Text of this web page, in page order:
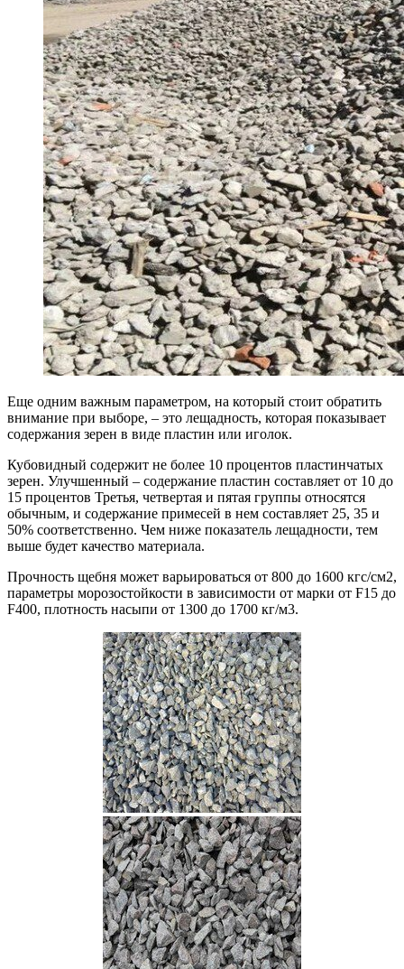
Еще одним важным параметром, на который стоит обратить
внимание при выборе, – это лещадность, которая показывает
содержания зерен в виде пластин или иголок.
Кубовидный содержит не более 10 процентов пластинчатых
зерен. Улучшенный – содержание пластин составляет от 10 до
15 процентов Третья, четвертая и пятая группы относятся
обычным, и содержание примесей в нем составляет 25, 35 и
50% соответственно. Чем ниже показатель лещадности, тем
выше будет качество материала.
Прочность щебня может варьироваться от 800 до 1600 кгс/см2,
параметры морозостойкости в зависимости от марки от F15 до
F400, плотность насыпи от 1300 до 1700 кг/м3.